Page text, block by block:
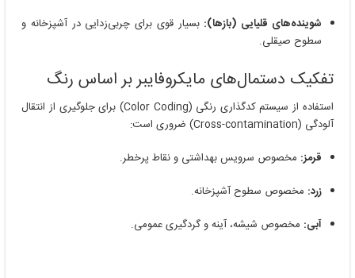
شوینده‌های قلیایی (بازها): بسیار قوی برای چربی‌زدایی در آشپزخانه و
سطوح صیقلی.
تفکیک دستمال‌های مایکروفایبر بر اساس رنگ
استفاده از سیستم کدگذاری رنگی (Color Coding) برای جلوگیری از انتقال
آلودگی (Cross-contamination) ضروری است:
قرمز: مخصوص سرویس بهداشتی و نقاط پرخطر.
زرد: مخصوص سطوح آشپزخانه.
آبی: مخصوص شیشه، آینه و گردگیری عمومی.